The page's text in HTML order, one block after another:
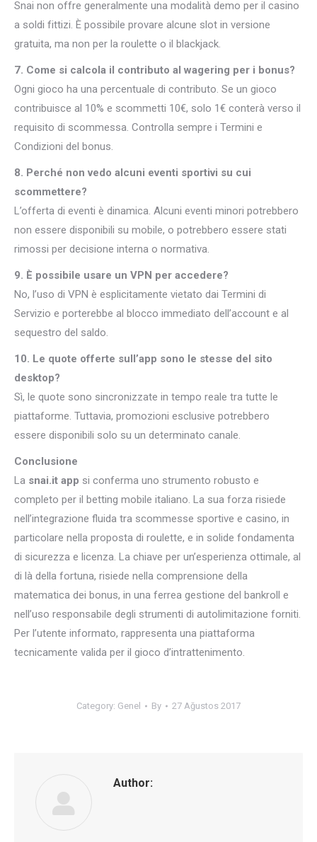
Snai non offre generalmente una modalità demo per il casino
a soldi fittizi. È possibile provare alcune slot in versione
gratuita, ma non per la roulette o il blackjack.
7. Come si calcola il contributo al wagering per i bonus?
Ogni gioco ha una percentuale di contributo. Se un gioco
contribuisce al 10% e scommetti 10€, solo 1€ conterà verso il
requisito di scommessa. Controlla sempre i Termini e
Condizioni del bonus.
8. Perché non vedo alcuni eventi sportivi su cui
scommettere?
L’offerta di eventi è dinamica. Alcuni eventi minori potrebbero
non essere disponibili su mobile, o potrebbero essere stati
rimossi per decisione interna o normativa.
9. È possibile usare un VPN per accedere?
No, l’uso di VPN è esplicitamente vietato dai Termini di
Servizio e porterebbe al blocco immediato dell’account e al
sequestro del saldo.
10. Le quote offerte sull’app sono le stesse del sito
desktop?
Sì, le quote sono sincronizzate in tempo reale tra tutte le
piattaforme. Tuttavia, promozioni esclusive potrebbero
essere disponibili solo su un determinato canale.
Conclusione
La snai.it app si conferma uno strumento robusto e
completo per il betting mobile italiano. La sua forza risiede
nell’integrazione fluida tra scommesse sportive e casino, in
particolare nella proposta di roulette, e in solide fondamenta
di sicurezza e licenza. La chiave per un’esperienza ottimale, al
di là della fortuna, risiede nella comprensione della
matematica dei bonus, in una ferrea gestione del bankroll e
nell’uso responsabile degli strumenti di autolimitazione forniti.
Per l’utente informato, rappresenta una piattaforma
tecnicamente valida per il gioco d’intrattenimento.
Category: Genel By 27 Ağustos 2017
Author: